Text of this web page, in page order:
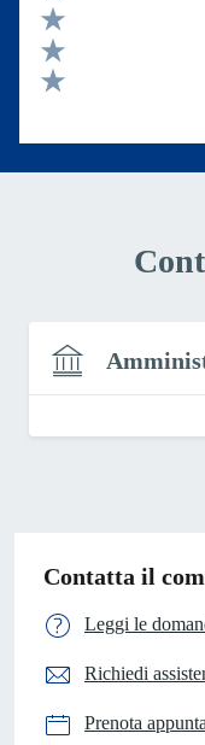
Valuta 4 stelle su 5
Valuta 3 stelle su 5
Valuta 2 stelle su 5
Contatta il
Leggi le
Richiedi
Prenota